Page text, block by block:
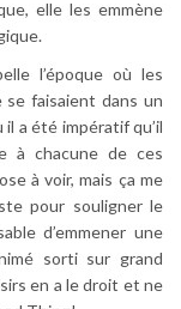
elle les emmène
l’époque où les
se faisaient dans un
il a été impératif qu’il
à chacune de ces
à voir, mais ça me
pour souligner le
d’emmener une
sorti sur grand
en a le droit et ne